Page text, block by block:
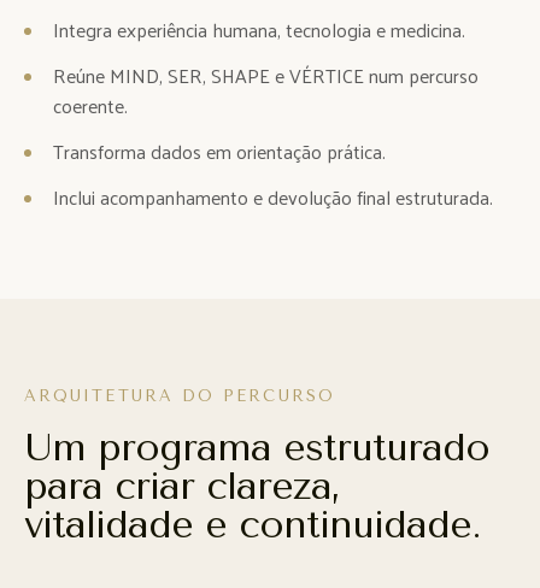
Integra experiência humana, tecnologia e medicina.
Reúne MIND, SER, SHAPE e VÉRTICE num percurso
coerente.
Transforma dados em orientação prática.
Inclui acompanhamento e devolução final estruturada.
ARQUITETURA DO PERCURSO
Um programa estruturado
para criar clareza,
vitalidade e continuidade.